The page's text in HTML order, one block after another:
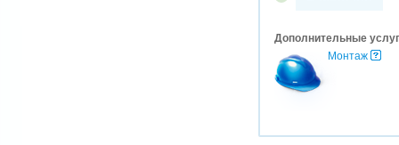
Дополнительные
Монтаж